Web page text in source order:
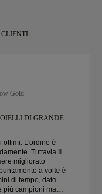
Gold
DI GRANDE
ottimi. L'ordine è
Tuttavia il
migliorato
a volte è
di tempo, dato
più campioni ma